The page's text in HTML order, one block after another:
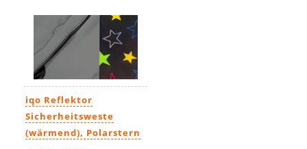
iqo Reflektor
Sicherheitsweste
(wärmend), Polarstern